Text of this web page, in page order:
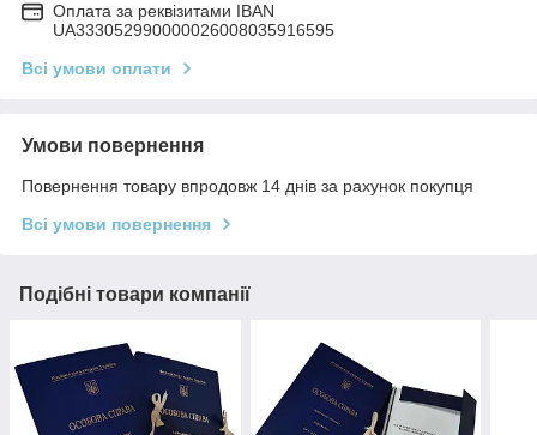
Оплата за реквізитами IBAN
UA333052990000026008035916595
Всі умови оплати
Умови повернення
Повернення товару впродовж 14 днів за рахунок покупця
Всі умови повернення
Подібні товари компанії